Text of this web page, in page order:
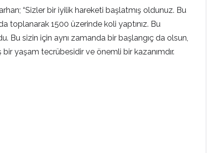
“Sizler bir iyilik hareketi başlatmış oldunuz. Bu
toplanarak 1500 üzerinde koli yaptınız. Bu
Bu sizin için aynı zamanda bir başlangıç da olsun,
yaşam tecrübesidir ve önemli bir kazanımdır.